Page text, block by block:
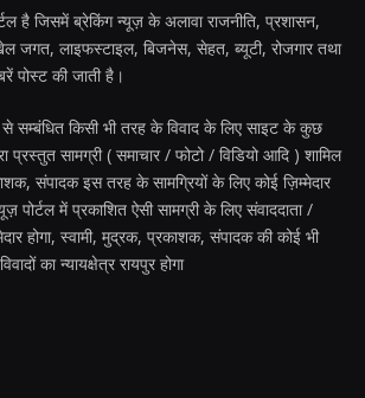
है जिसमें ब्रेकिंग न्यूज़ के अलावा राजनीति, प्रशासन,
जगत, लाइफस्टाइल, बिजनेस, सेहत, ब्यूटी, रोजगार तथा
पोस्ट की जाती है।
सम्बंधित किसी भी तरह के विवाद के लिए साइट के कुछ
प्रस्तुत सामग्री ( समाचार / फोटो / विडियो आदि ) शामिल
संपादक इस तरह के सामग्रियों के लिए कोई ज़िम्मेदार
पोर्टल में प्रकाशित ऐसी सामग्री के लिए संवाददाता /
होगा, स्वामी, मुद्रक, प्रकाशक, संपादक की कोई भी
का न्यायक्षेत्र रायपुर होगा